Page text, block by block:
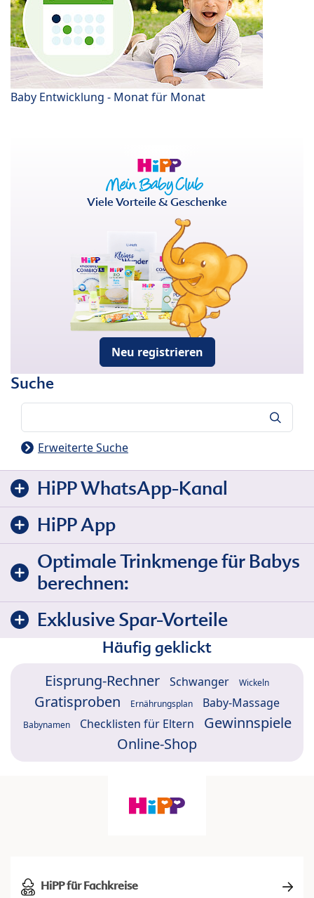
Baby Entwicklung - Monat für Monat
Viele Vorteile & Geschenke
Neu registrieren
Suche
Erweiterte Suche
HiPP WhatsApp-Kanal
HiPP App
Optimale Trinkmenge für Babys
berechnen:
Exklusive Spar-Vorteile
Häufig geklickt
Eisprung-Rechner Schwanger Wickeln
Gratisproben Ernährungsplan Baby-Massage
Babynamen Checklisten für Eltern
Gewinnspiele
Online-Shop
HiPP für Fachkreise